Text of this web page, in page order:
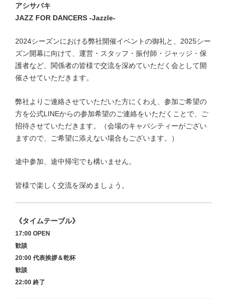
アシサバキ
JAZZ FOR DANCERS -Jazzle-
2024シーズンにおける弊社開催イベントの御礼と、2025シー
ズン開幕に向けて、 運営・スタッフ・振付師・ジャッジ・保
護者など、関係者の皆様で交流を深めていただく会として開
催させていただきます。
弊社よりご連絡させていただいた方にくわえ、参加ご希望の
方を公式LINEからの参加希望のご連絡をいただくことで、ご
招待させていただきます。（会場のキャパシティーがござい
ますので、ご希望に添えない場合もございます。）
途中参加、途中帰宅でも構いません。
皆様で楽しく交流を深めましょう。
《タイムテーブル》
17:00 OPEN
歓談
20:00 代表挨拶＆乾杯
歓談
22:00 終了